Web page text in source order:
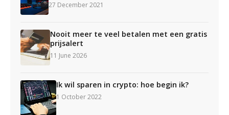
27 December 2021
Nooit meer te veel betalen met een gratis
prijsalert
11 June 2026
Ik wil sparen in crypto: hoe begin ik?
1 October 2022